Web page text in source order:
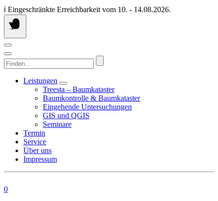
Springen
Sie
zum
ℹ️ Eingeschränkte Erreichbarkeit vom 10. - 14.08.2026.
Finden...
Leistungen
Treesta – Baumkataster
Baumkontrolle & Baumkataster
Eingehende Untersuchungen
GIS und QGIS
Seminare
Termin
Service
Über uns
Impressum
0